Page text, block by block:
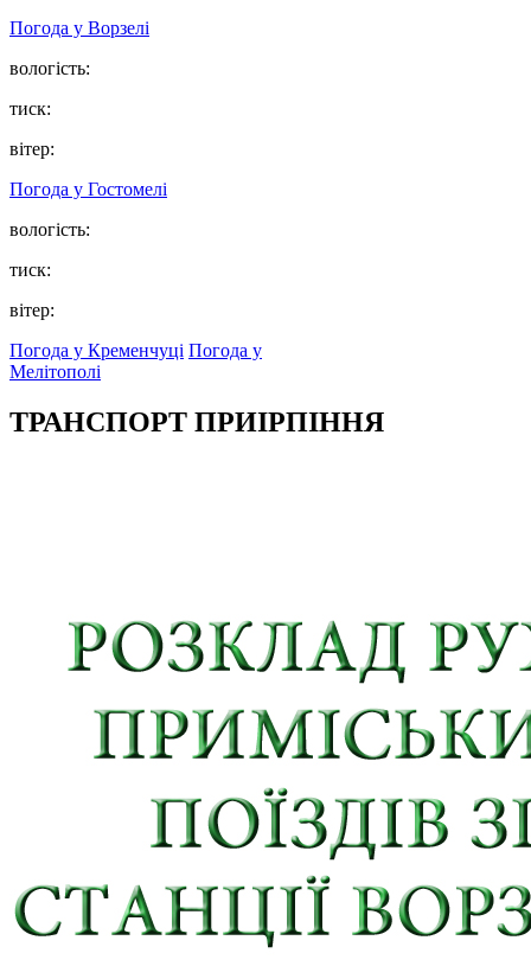
Погода у Ворзелі
вологість:
тиск:
вітер:
Погода у Гостомелі
вологість:
тиск:
вітер:
Погода у Кременчуці Погода у
Мелітополі
ТРАНСПОРТ ПРИІРПІННЯ